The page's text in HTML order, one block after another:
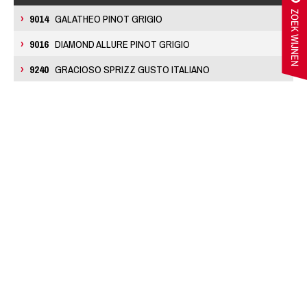
9014 GALATHEO PINOT GRIGIO
9016 DIAMOND ALLURE PINOT GRIGIO
9240 GRACIOSO SPRIZZ GUSTO ITALIANO